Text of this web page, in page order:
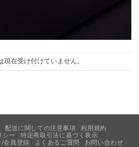
在受け付けていません。
配送に関しての注意事項
利用規約
シー
特定商取引法に基づく表示
会員登録
よくあるご質問 お問い合わせ